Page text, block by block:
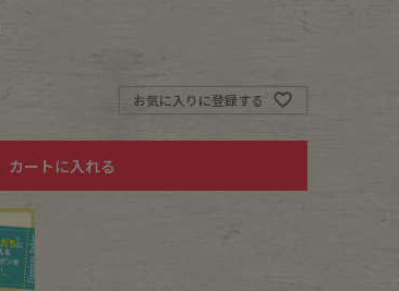
お気に入りに登録する
カートに入れる